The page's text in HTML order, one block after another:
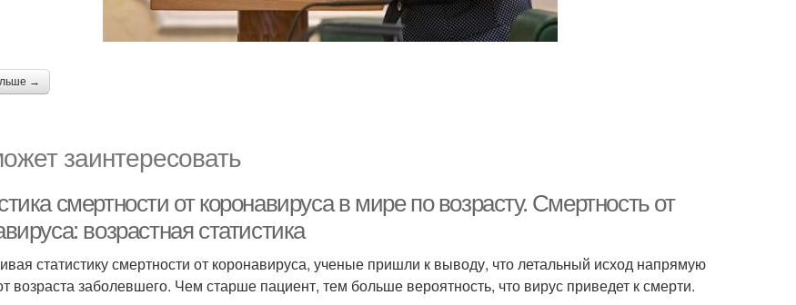
→
заинтересовать
смертности от коронавируса в мире по возрасту. Смертность от
возрастная статистика
статистику смертности от коронавируса, ученые пришли к выводу, что летальный исход напрямую
возраста заболевшего. Чем старше пациент, тем больше вероятность, что вирус приведет к смерти.